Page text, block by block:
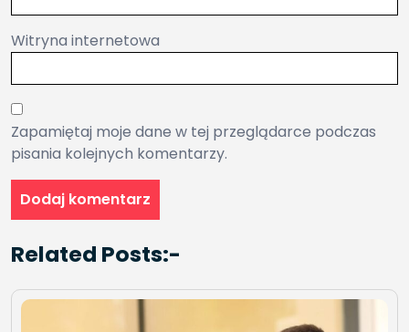
Witryna internetowa
Zapamiętaj moje dane w tej przeglądarce podczas
pisania kolejnych komentarzy.
Related Posts:-